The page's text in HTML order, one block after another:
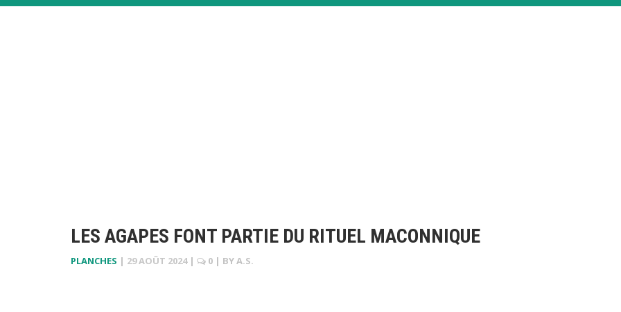
LES AGAPES FONT PARTIE DU RITUEL MACONNIQUE
PLANCHES | 29 AOÛT 2024 | 0 | BYA.S.